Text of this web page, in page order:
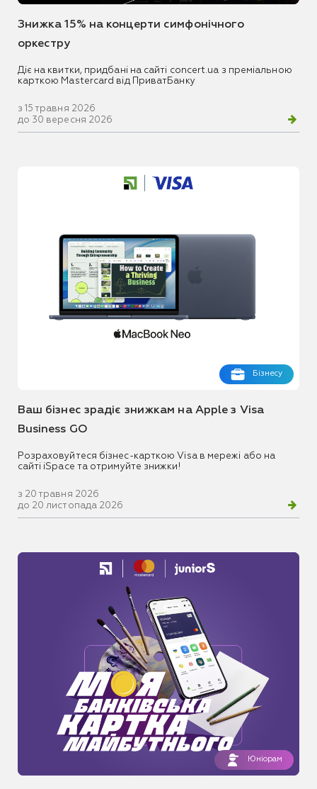
Знижка 15% на концерти симфонічного
оркестру
Діє на квитки, придбані на сайті concert.ua з преміальною
карткою Mastercard від ПриватБанку
з 15 травня 2026
до 30 вересня 2026
Бізнесу
Ваш бізнес зрадіє знижкам на Apple з Visa
Business GO
Розраховуйтеся бізнес-карткою Visa в мережі або на
сайті iSpace та отримуйте знижки!
з 20 травня 2026
до 20 листопада 2026
Юніорам